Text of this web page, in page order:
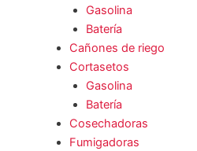
Gasolina
Batería
Cañones de riego
Cortasetos
Gasolina
Batería
Cosechadoras
Fumigadoras